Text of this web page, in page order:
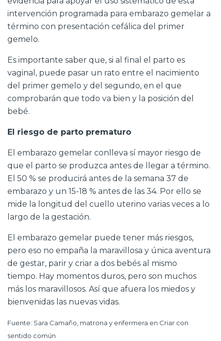
intervención programada para embarazo gemelar a
término con presentación cefálica del primer
gemelo.
Es importante saber que, si al final el parto es
vaginal, puede pasar un rato entre el nacimiento
del primer gemelo y del segundo, en el que
comprobarán que todo va bien y la posición del
bebé.
El riesgo de parto prematuro
El embarazo gemelar conlleva sí mayor riesgo de
que el parto se produzca antes de llegar a término.
El 50 % se producirá antes de la semana 37 de
embarazo y un 15-18 % antes de las 34. Por ello se
mide la longitud del cuello uterino varias veces a lo
largo de la gestación.
El embarazo gemelar puede tener más riesgos,
pero eso no empaña la maravillosa y única aventura
de gestar, parir y criar a dos bebés al mismo
tiempo. Hay momentos duros, pero son muchos
más los maravillosos. Así que afuera los miedos y
bienvenidas las nuevas vidas.
Fuente: Sara Camaño, matrona y enfermera en Criar con
sentido común